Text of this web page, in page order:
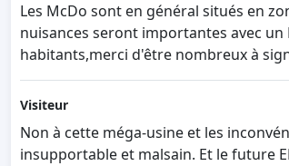
Les McDo sont en général situés en
nuisances seront importantes avec
habitants,merci d'être nombreux à
Visiteur
Non à cette méga-usine et les
insupportable et malsain. Et le future